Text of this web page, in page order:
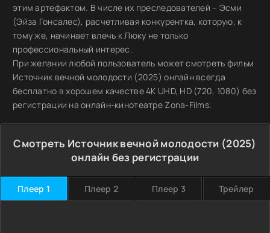
этим артефактом. В числе их преследователей – Эсми
(Эйза Гонсалес), расчетливая конкурентка, которую, к
тому же, начинает влечь к Люку не только
профессиональный интерес.
При желании любой пользователь может смотреть фильм
Источник вечной молодости (2025) онлайн всегда
бесплатно в хорошем качестве 4K UHD, HD (720, 1080) без
регистрации на онлайн-кинотеатре Zona-Films.
Смотреть Источник вечной молодости (2025)
онлайн без регистрации
Плеер 1 Плеер 2 Плеер 3 Трейлер